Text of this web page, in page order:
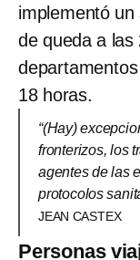
implementó
de queda a
18 horas.
“(Hay)
fronterizos, los
agentes de las
protocolos
JEAN CASTEX
Personas